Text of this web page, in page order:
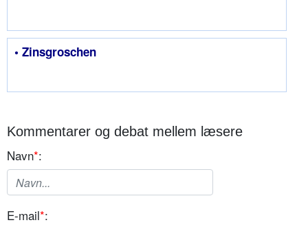
• Zinsgroschen
Kommentarer og debat mellem læsere
Navn*:
E-mail*: